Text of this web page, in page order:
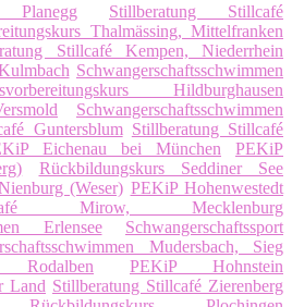
Planegg
Stillberatung Stillcafé
Thalmässing, Mittelfranken
Stillcafé Kempen, Niederrhein
Schwangerschaftsschwimmen
Hildburghausen
Schwangerschaftsschwimmen
Guntersblum Stillberatung Stillcafé
Eichenau bei München
PEKiP
Rückbildungskurs Seddiner See
(Weser) PEKiP Hohenwestedt
Mirow, Mecklenburg
Erlensee
Schwangerschaftssport
Mudersbach, Sieg
Rodalben
PEKiP Hohnstein
Land Stillberatung Stillcafé Zierenberg